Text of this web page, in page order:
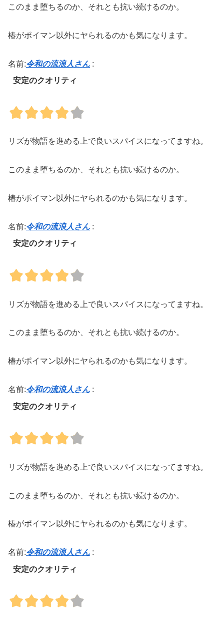
このまま堕ちるのか、それとも抗い続けるのか。
椿がポイマン以外にヤられるのかも気になります。
名前:令和の流浪人さん :
安定のクオリティ
リズが物語を進める上で良いスパイスになってますね。
このまま堕ちるのか、それとも抗い続けるのか。
椿がポイマン以外にヤられるのかも気になります。
名前:令和の流浪人さん :
安定のクオリティ
リズが物語を進める上で良いスパイスになってますね。
このまま堕ちるのか、それとも抗い続けるのか。
椿がポイマン以外にヤられるのかも気になります。
名前:令和の流浪人さん :
安定のクオリティ
リズが物語を進める上で良いスパイスになってますね。
このまま堕ちるのか、それとも抗い続けるのか。
椿がポイマン以外にヤられるのかも気になります。
名前:令和の流浪人さん :
安定のクオリティ